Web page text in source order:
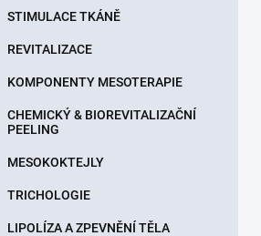
STIMULACE TKÁNĚ
REVITALIZACE
KOMPONENTY MESOTERAPIE
CHEMICKÝ & BIOREVITALIZAČNÍ
PEELING
MESOKOKTEJLY
TRICHOLOGIE
LIPOLÍZA A ZPEVNĚNÍ TĚLA